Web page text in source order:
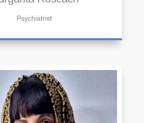
Psychiatrist